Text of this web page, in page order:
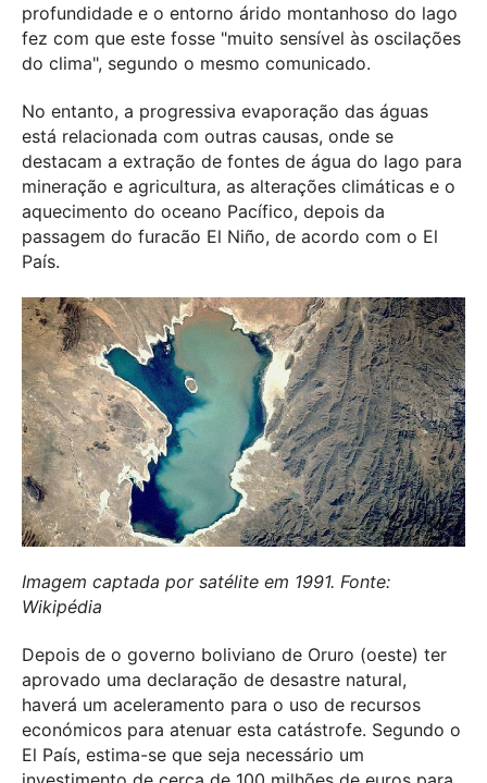
profundidade e o entorno árido montanhoso do lago
fez com que este fosse "muito sensível às oscilações
do clima", segundo o mesmo comunicado.
No entanto, a progressiva evaporação das águas
está relacionada com outras causas, onde se
destacam a extração de fontes de água do lago para
mineração e agricultura, as alterações climáticas e o
aquecimento do oceano Pacífico, depois da
passagem do furacão El Niño, de acordo com o El
País.
Imagem captada por satélite em 1991. Fonte:
Wikipédia
Depois de o governo boliviano de Oruro (oeste) ter
aprovado uma declaração de desastre natural,
haverá um aceleramento para o uso de recursos
económicos para atenuar esta catástrofe. Segundo o
El País, estima-se que seja necessário um